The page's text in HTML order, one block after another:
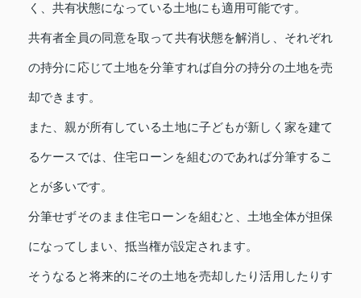
く、共有状態になっている土地にも適用可能です。
共有者全員の同意を取って共有状態を解消し、それぞれ
の持分に応じて土地を分筆すれば自分の持分の土地を売
却できます。
また、親が所有している土地に子どもが新しく家を建て
るケースでは、住宅ローンを組むのであれば分筆するこ
とが多いです。
分筆せずそのまま住宅ローンを組むと、土地全体が担保
になってしまい、抵当権が設定されます。
そうなると将来的にその土地を売却したり活用したりす